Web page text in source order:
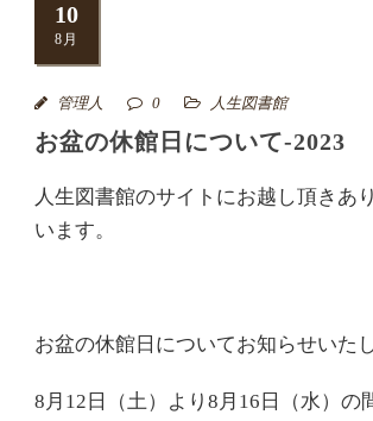
10
8月
管理人 0 人生図書館
お盆の休館日について-2023
人生図書館のサイトにお越し頂きあ
います。
お盆の休館日についてお知らせいた
8月12日（土）より8月16日（水）の